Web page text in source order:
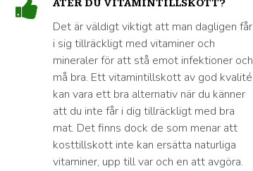
ÄTER DU VITAMINTILLSKOTT?
Det är väldigt viktigt att man dagligen får
i sig tillräckligt med vitaminer och
mineraler för att stå emot infektioner och
må bra. Ett vitamintillskott av god kvalité
kan vara ett bra alternativ när du känner
att du inte får i dig tillräckligt med bra
mat. Det finns dock de som menar att
kosttillskott inte kan ersätta naturliga
vitaminer, upp till var och en att avgöra.